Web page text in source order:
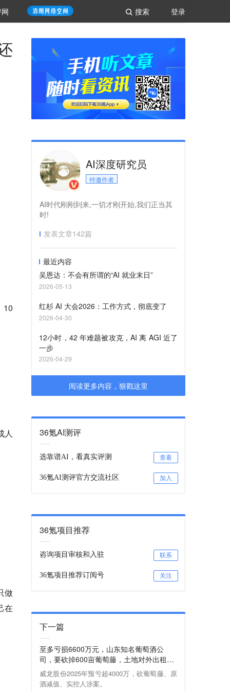
登录
搜索
10
人
做
在
AI深度研究员
特邀作者
AI时代刚刚到来,一切才刚开始,我们正当其
时!
发表文章142篇
最近内容
吴恩达：不会有所谓的“AI 就业末日”
2026-05-13
红杉 AI 大会2026：工作方式，彻底变了
2026-04-30
12小时，42 年难题被攻克，AI 离 AGI 近了
一步
2026-04-29
阅读更多内容，狠戳这里
36氪AI测评
选靠谱AI，看真实评测 查看
36氪AI测评官方交流社区 加入
36氪项目推荐
咨询项目审核和入驻 联系
36氪项目推荐订阅号 关注
下一篇
至多亏损6600万元，山东知名葡萄酒公
司，要砍掉600亩葡萄藤，土地对外出租，
同时开发农村宴席市场
威龙股份2025年预亏超4000万，砍葡萄藤、原
酒减值、实控人涉案。